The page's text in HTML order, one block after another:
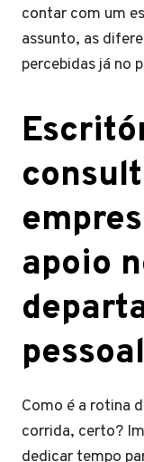
contar com um
assunto, as
percebidas já no
apoio
pessoal
Como é a rotina
corrida, certo?
dedicar tempo